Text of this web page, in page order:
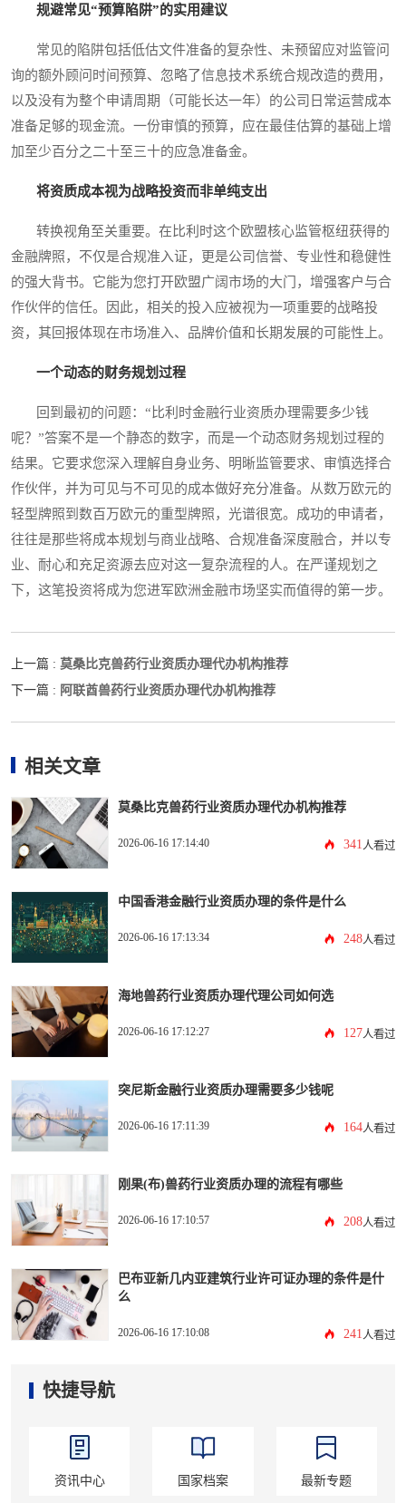
规避常见“预算陷阱”的实用建议
常见的陷阱包括低估文件准备的复杂性、未预留应对监管问
询的额外顾问时间预算、忽略了信息技术系统合规改造的费用，
以及没有为整个申请周期（可能长达一年）的公司日常运营成本
准备足够的现金流。一份审慎的预算，应在最佳估算的基础上增
加至少百分之二十至三十的应急准备金。
将资质成本视为战略投资而非单纯支出
转换视角至关重要。在比利时这个欧盟核心监管枢纽获得的
金融牌照，不仅是合规准入证，更是公司信誉、专业性和稳健性
的强大背书。它能为您打开欧盟广阔市场的大门，增强客户与合
作伙伴的信任。因此，相关的投入应被视为一项重要的战略投
资，其回报体现在市场准入、品牌价值和长期发展的可能性上。
一个动态的财务规划过程
回到最初的问题：“比利时金融行业资质办理需要多少钱
呢？”答案不是一个静态的数字，而是一个动态财务规划过程的
结果。它要求您深入理解自身业务、明晰监管要求、审慎选择合
作伙伴，并为可见与不可见的成本做好充分准备。从数万欧元的
轻型牌照到数百万欧元的重型牌照，光谱很宽。成功的申请者，
往往是那些将成本规划与商业战略、合规准备深度融合，并以专
业、耐心和充足资源去应对这一复杂流程的人。在严谨规划之
下，这笔投资将成为您进军欧洲金融市场坚实而值得的第一步。
上一篇 : 莫桑比克兽药行业资质办理代办机构推荐
下一篇 : 阿联酋兽药行业资质办理代办机构推荐
相关文章
莫桑比克兽药行业资质办理代办机构推荐
2026-06-16 17:14:40 341 人看过
中国香港金融行业资质办理的条件是什么
2026-06-16 17:13:34 248人看过
海地兽药行业资质办理代理公司如何选
2026-06-16 17:12:27 127人看过
突尼斯金融行业资质办理需要多少钱呢
2026-06-16 17:11:39 164人看过
刚果(布)兽药行业资质办理的流程有哪些
2026-06-16 17:10:57 208人看过
巴布亚新几内亚建筑行业许可证办理的条件是什
么
2026-06-16 17:10:08 241 人看过
快捷导航
资讯中心 国家档案 最新专题